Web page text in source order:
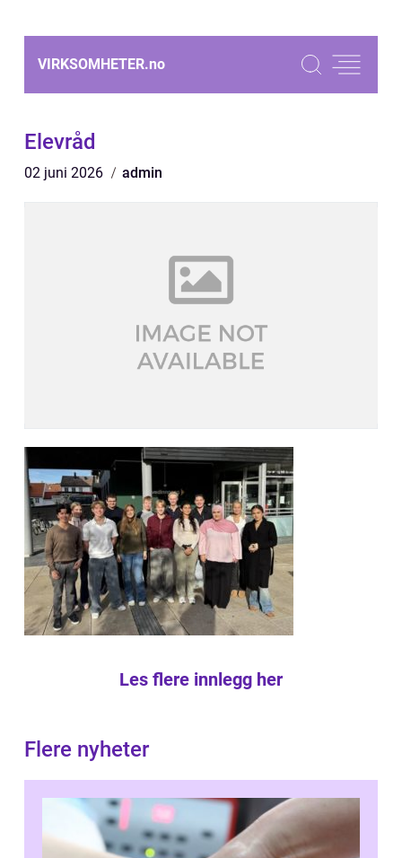
VIRKSOMHETER.no
Elevråd
02 juni 2026 admin
Les flere innlegg her
Flere nyheter